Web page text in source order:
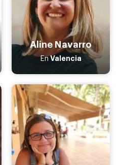
Aline Navarro
En Valencia